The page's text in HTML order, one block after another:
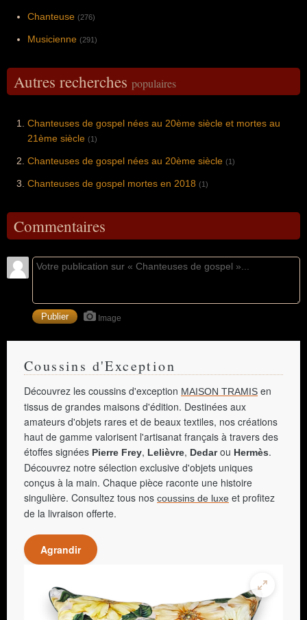
Chanteuse (276)
Musicienne (291)
Autres recherches populaires
Chanteuses de gospel nées au 20ème siècle et mortes au
21ème siècle (1)
Chanteuses de gospel nées au 20ème siècle (1)
Chanteuses de gospel mortes en 2018 (1)
Commentaires
Image
Coussins d'Exception
Découvrez les coussins d'exception MAISON TRAMIS en
tissus de grandes maisons d'édition. Destinées aux
amateurs d'objets rares et de beaux textiles, nos créations
haut de gamme valorisent l'artisanat français à travers des
étoffes signées Pierre Frey, Lelièvre, Dedarou Hermès.
Découvrez notre sélection exclusive d'objets uniques
conçus à la main. Chaque pièce raconte une histoire
singulière. Consultez tous nos coussins de luxe et profitez
de la livraison offerte.
Agrandir